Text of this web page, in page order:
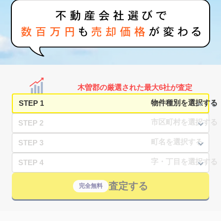
木曽郡の厳選された最大6社が査定
STEP 1
STEP 2
STEP 3
STEP 4
完全無料 査定する
不動産の売却・一括査定
家査定シミュレーター
お問い合わせ